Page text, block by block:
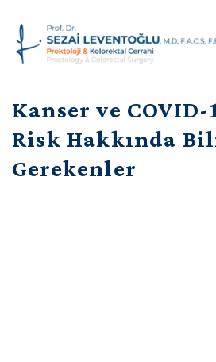
(533)
610
76
Kanser ve
Risk Hakkında
Gerekenler